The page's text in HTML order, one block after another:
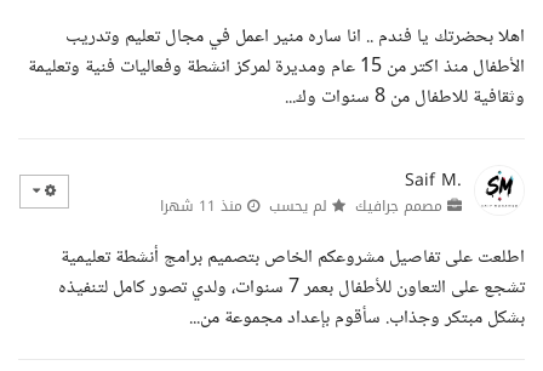
اهلا بحضرتك يا فندم .. انا ساره منير اعمل في مجال تعليم وتدريب
الأطفال منذ اكتر من 15 عام ومديرة لمركز انشطة وفعاليات فنية وتعليمة
وثقافية للاطفال من 8 سنوات وك...
Saif M.
مصمم جرافيك لم يحسب منذ 11 شهرا
اطلعت على تفاصيل مشروعكم الخاص بتصميم برامج أنشطة تعليمية
تشجع على التعاون للأطفال بعمر 7 سنوات، ولدي تصور كامل لتنفيذه
بشكل مبتكر وجذاب. سأقوم بإعداد مجموعة من...